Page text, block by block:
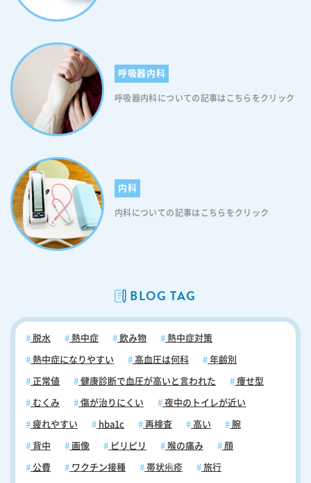
呼吸器内科
呼吸器内科についての記事はこちらをクリック
内科
内科についての記事はこちらをクリック
BLOG TAG
脱水 熱中症 飲み物 熱中症対策
熱中症になりやすい 高血圧は何科 年齢別
正常値 健康診断で血圧が高いと言われた 痩せ型
むくみ 傷が治りにくい 夜中のトイレが近い
疲れやすい hba1c 再検査 高い 腕
背中 画像 ピリピリ 喉の痛み 顔
公費 ワクチン接種 帯状疱疹 旅行